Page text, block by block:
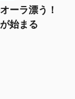
ーラ漂う！
始まる